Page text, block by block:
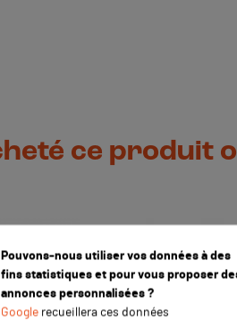
ce produit
Pouvons-nous utiliser vos données à des
fins statistiques et pour vous proposer
annonces personnalisées ?
Google recueillera ces données